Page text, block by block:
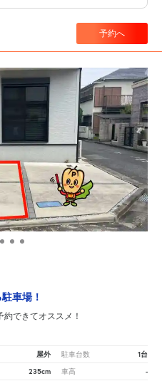
予約へ
車場！
約できてオススメ！
屋外 駐車台数 1台
235cm 車高 -